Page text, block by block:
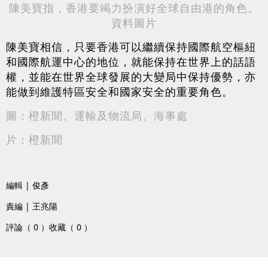
陳美寶指，香港要竭力扮演好全球自由港的角色。
資料圖片
陳美寶相信，只要香港可以繼續保持國際航空樞紐
和國際航運中心的地位，就能保持在世界上的話語
權，並能在世界全球發展的大變局中保持優勢，亦
能做到維護特區安全和國家安全的重要角色。
圖：橙新聞、運輸及物流局、海事處
片：橙新聞
編輯 | 俊彥
責編 | 王兆陽
評論（ 0 ） 收藏（ 0 ）